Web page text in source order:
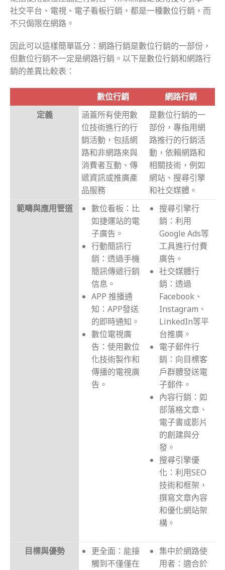
社交平台、電視、電子看板行銷，都是一種數位行銷，而
不只侷限在網路。
因此可以這樣簡單區分：網路行銷是數位行銷的一部份，
但數位行銷不一定是網路行銷。以下是數位行銷和網路行
銷的差異比較表：
數位行銷
網路行銷
定義
涵蓋所有使用數
位技術進行的行
銷活動，包括網
路和非網路來與
消費者互動、傳
遞資訊或推廣產
品服務
是數位行銷的一
部份，專指用網
路推行的行銷活
動，依賴網路和
相關技術，例如
網站、搜尋引擎
和社交媒體。
範疇與應用管道
數位看板：比
如捷運站的電
子廣告。
行動簡訊行
銷：透過手機
簡訊傳遞行銷
信息。
APP 推播通
知：APP發送
的即時通知。
數位電視廣
告：使用數位
化技術製作和
傳播的電視廣
告。
搜尋引擎行
銷：利用
Google Ads等
工具進行付費
廣告。
社交媒體行
銷：透過
Facebook、
Instagram、
LinkedIn等平
台推廣。
電子郵件行
銷：向目標客
戶群體發送電
子郵件。
內容行銷：如
部落格文章、
電子書或影片
的創建與分
發。
搜尋引擎優
化：利用SEO
技術和框架，
撰寫文章內容
和優化網站架
構。
目標與優勢
更全面：能接
觸到不僅僅在
集中於網路使
用者：適合於